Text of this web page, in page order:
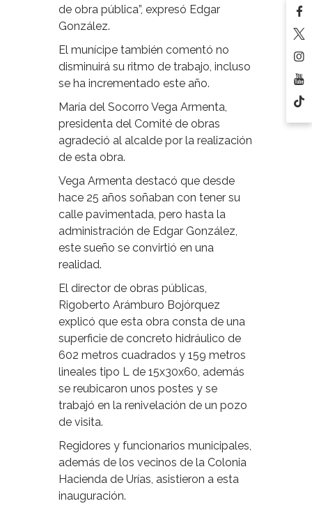
de obra pública”, expresó Edgar
González.
El munícipe también comentó no
disminuirá su ritmo de trabajo, incluso
se ha incrementado este año.
María del Socorro Vega Armenta,
presidenta del Comité de obras
agradeció al alcalde por la realización
de esta obra.
Vega Armenta destacó que desde
hace 25 años soñaban con tener su
calle pavimentada, pero hasta la
administración de Edgar González,
este sueño se convirtió en una
realidad.
El director de obras públicas,
Rigoberto Arámburo Bojórquez
explicó que esta obra consta de una
superficie de concreto hidráulico de
602 metros cuadrados y 159 metros
lineales tipo L de 15x30x60, además
se reubicaron unos postes y se
trabajó en la renivelación de un pozo
de visita.
Regidores y funcionarios municipales,
además de los vecinos de la Colonia
Hacienda de Urías, asistieron a esta
inauguración.